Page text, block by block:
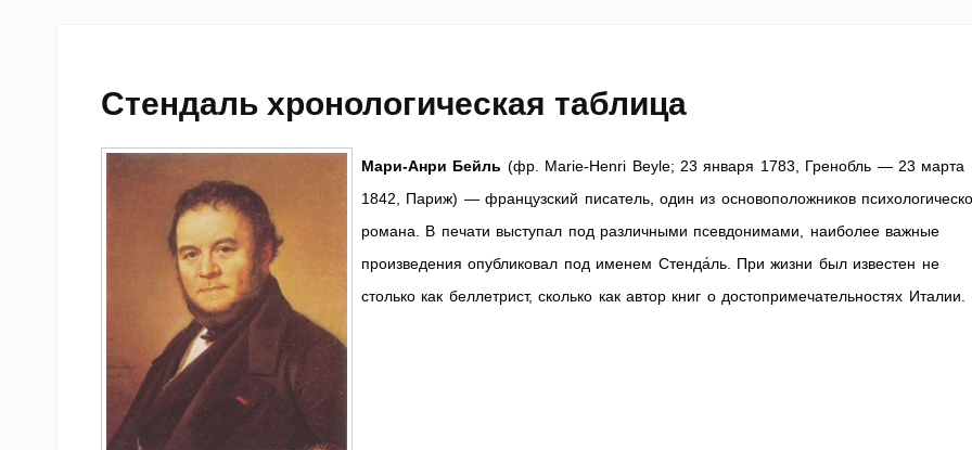
Стендаль хронологическая таблица
Мари-Анри Бейль (фр. Marie-Henri Beyle; 23 января 1783, Гренобль — 23 марта
1842, Париж) — французский писатель, один из основоположников
романа. В печати выступал под различными псевдонимами, наиболее важные
произведения опубликовал под именем Стенда́ль. При жизни был известен не
столько как беллетрист, сколько как автор книг о достопримечательностях Италии.